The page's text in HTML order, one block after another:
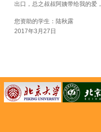
出口，总之叔叔阿姨带给我的爱
您资助的学生：陆秋露
2017年3月27日